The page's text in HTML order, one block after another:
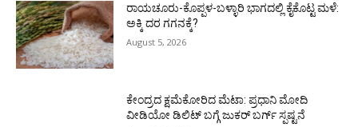
ರಾಯಚೂರು-ಕೊಪ್ಪಳ-ಬಳ್ಳಾರಿ ಭಾಗದಲ್ಲಿ ಕೈಕೊಟ್ಟ ಮಳೆ:
ಅಕ್ಕಿ ದರ ಗಗನಕ್ಕೆ?
August 5, 2026
ಕೇಂದ್ರದ ಕ್ಷಮೆಕೋರಿದ ಮೆಟಾ: ಪ್ರಧಾನಿ ಮೋದಿ
ವೀಡಿಯೋ ಡಿಲಿಟ್ ಬಗ್ಗೆ ಜುಕರ್ ಬರ್ಗ್ ಸ್ಪಷ್ಟನೆ